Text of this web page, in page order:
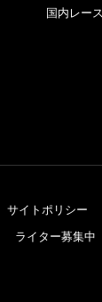
国内レース
サイトポリシー
ライター募集中